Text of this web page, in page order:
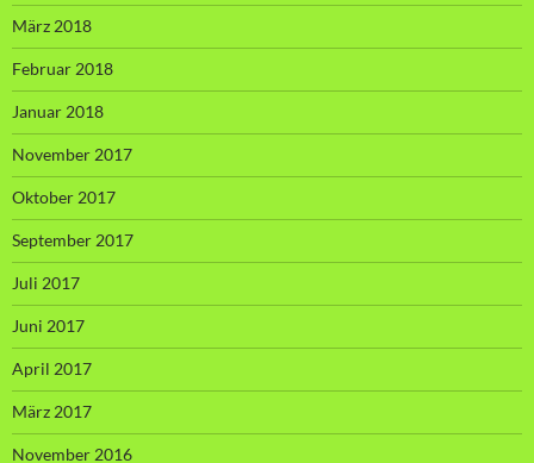
März 2018
Februar 2018
Januar 2018
November 2017
Oktober 2017
September 2017
Juli 2017
Juni 2017
April 2017
März 2017
November 2016